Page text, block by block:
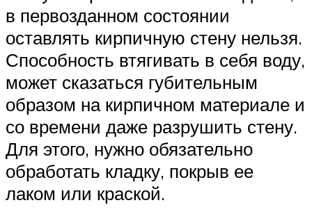
в первозданном состоянии
оставлять кирпичную стену нельзя.
Способность втягивать в себя воду,
может сказаться губительным
образом на кирпичном материале и
со времени даже разрушить стену.
Для этого, нужно обязательно
обработать кладку, покрыв ее
лаком или краской.